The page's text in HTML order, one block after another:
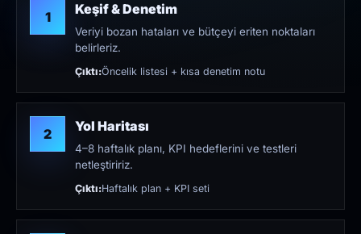
1 Keşif & Denetim
Veriyi bozan hataları ve bütçeyi eriten noktaları
belirleriz.
Çıktı:Öncelik listesi + kısa denetim notu
2 Yol Haritası
4–8 haftalık planı, KPI hedeflerini ve testleri
netleştiririz.
Çıktı:Haftalık plan + KPI seti